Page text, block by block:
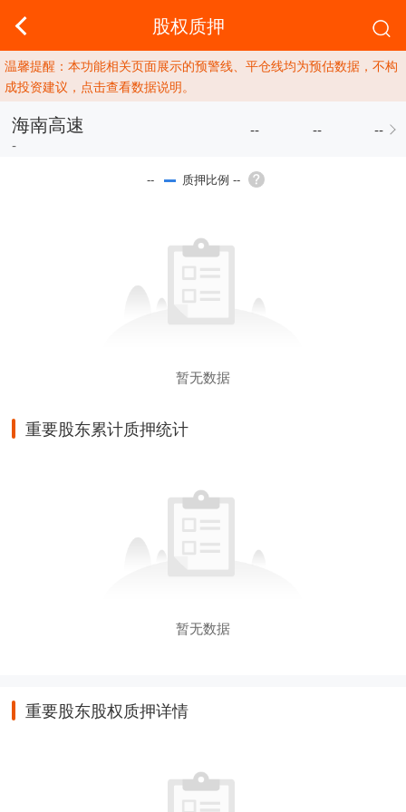
股权质押
温馨提醒：本功能相关页面展示的预警线、平仓线均为预估数据，不构
成投资建议，点击查看数据说明。
海南高速
-
-- -- --
-- 质押比例 --
暂无数据
重要股东累计质押统计
暂无数据
重要股东股权质押详情